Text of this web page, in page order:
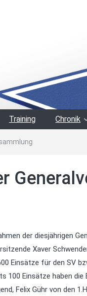
Training Chronik
der diesjährigen
Xaver
Einsätze für den SV
100 Einsätze haben
Felix Gühr von den